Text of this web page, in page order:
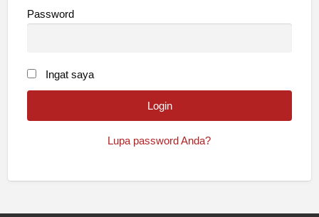
Password
Ingat saya
Lupa password Anda?